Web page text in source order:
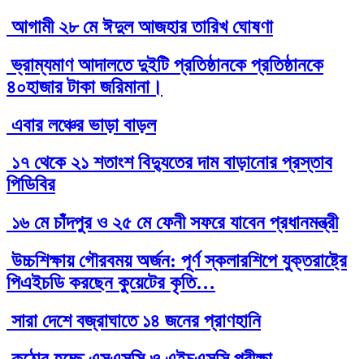
আগামী ২৮ মে ঈদুল আজহার তারিখ ঘোষণা
ভ্রাম্যমাণ আদালতে দুইটি প্রতিষ্ঠানকে প্রতিষ্ঠানকে
৪০হাজার টাকা জরিমানা।
এবার লঞ্চের ভাড়া বাড়ল
১৭ থেকে ২১ শতাংশ বিদ্যুতের দাম বাড়ানোর প্রস্তাব
পিডিবির
১৬ মে চাঁদপুর ও ২৫ মে ফেনী সফরে যাবেন প্রধানমন্ত্রী
উচ্চশিক্ষায় গৌরবময় অর্জন: পূর্ণ স্কলারশিপে যুক্তরাষ্ট্রে
পিএইচডি করছেন কুয়েটের কৃতি…
সারা দেশে বজ্রাঘাতে ১৪ জনের প্রাণহানি